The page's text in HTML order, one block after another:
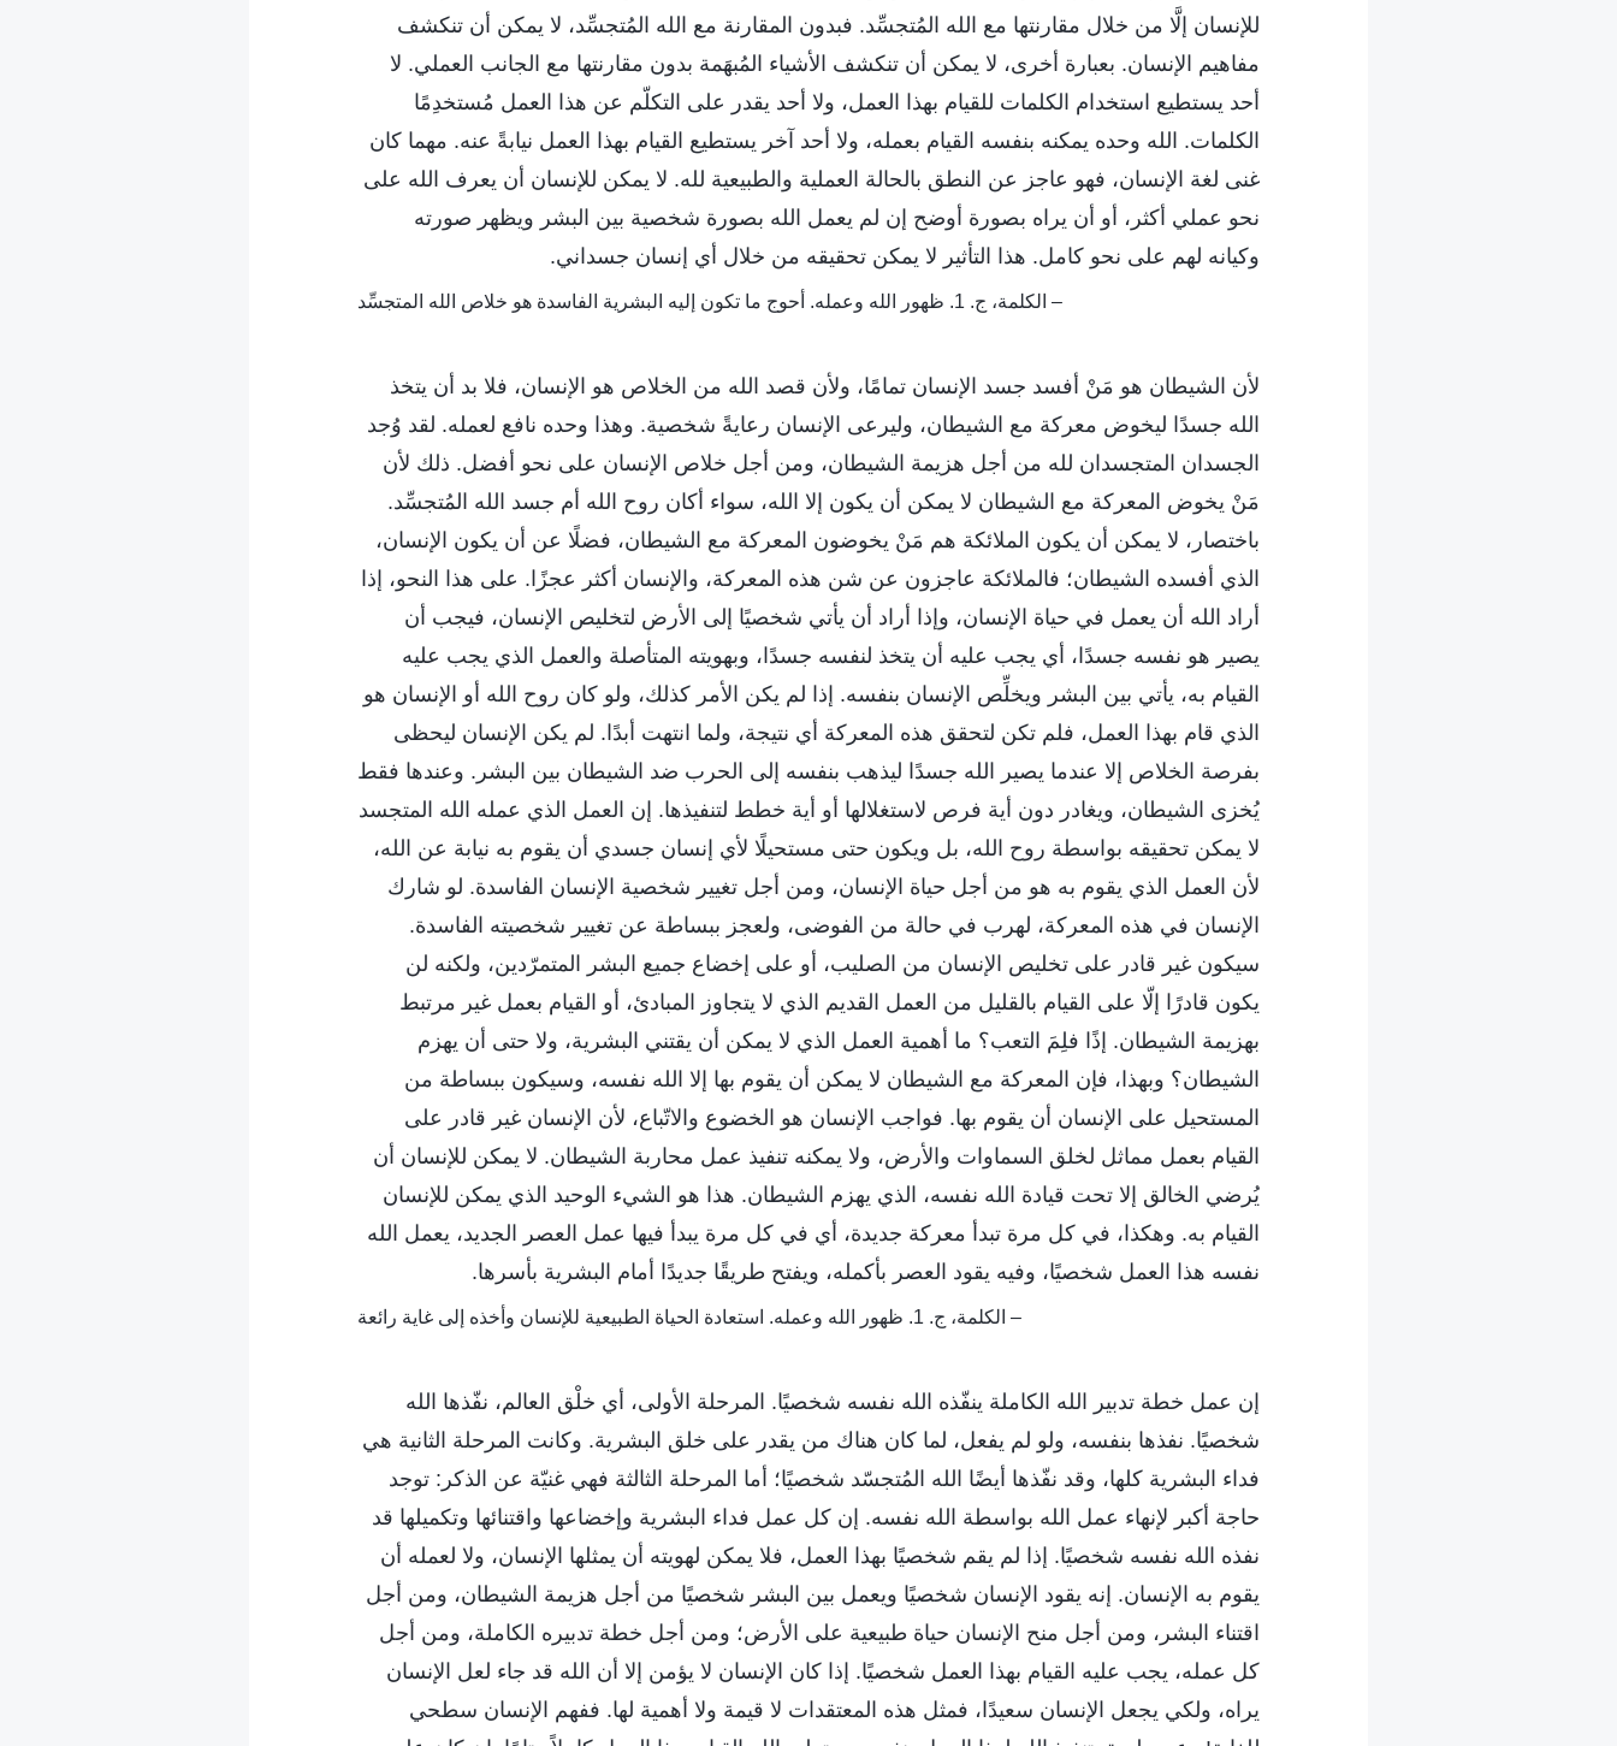
للإنسان إلَّا من خلال مقارنتها مع الله المُتجسِّد. فبدون المقارنة مع الله المُتجسِّد، لا يمكن أن تنكشف
مفاهيم الإنسان. بعبارة أخرى، لا يمكن أن تنكشف الأشياء المُبهَمة بدون مقارنتها مع الجانب العملي. لا
أحد يستطيع استخدام الكلمات للقيام بهذا العمل، ولا أحد يقدر على التكلّم عن هذا العمل مُستخدِمًا
الكلمات. الله وحده يمكنه بنفسه القيام بعمله، ولا أحد آخر يستطيع القيام بهذا العمل نيابةً عنه. مهما كان
غنى لغة الإنسان، فهو عاجز عن النطق بالحالة العملية والطبيعية لله. لا يمكن للإنسان أن يعرف الله على
نحو عملي أكثر، أو أن يراه بصورة أوضح إن لم يعمل الله بصورة شخصية بين البشر ويظهر صورته
وكيانه لهم على نحو كامل. هذا التأثير لا يمكن تحقيقه من خلال أي إنسان جسداني.
– الكلمة، ج. 1. ظهور الله وعمله. أحوج ما تكون إليه البشرية الفاسدة هو خلاص الله المتجسِّد
لأن الشيطان هو مَنْ أفسد جسد الإنسان تمامًا، ولأن قصد الله من الخلاص هو الإنسان، فلا بد أن يتخذ
الله جسدًا ليخوض معركة مع الشيطان، وليرعى الإنسان رعايةً شخصية. وهذا وحده نافع لعمله. لقد وُجد
الجسدان المتجسدان لله من أجل هزيمة الشيطان، ومن أجل خلاص الإنسان على نحو أفضل. ذلك لأن
مَنْ يخوض المعركة مع الشيطان لا يمكن أن يكون إلا الله، سواء أكان روح الله أم جسد الله المُتجسِّد.
باختصار، لا يمكن أن يكون الملائكة هم مَنْ يخوضون المعركة مع الشيطان، فضلًا عن أن يكون الإنسان،
الذي أفسده الشيطان؛ فالملائكة عاجزون عن شن هذه المعركة، والإنسان أكثر عجزًا. على هذا النحو، إذا
أراد الله أن يعمل في حياة الإنسان، وإذا أراد أن يأتي شخصيًا إلى الأرض لتخليص الإنسان، فيجب أن
يصير هو نفسه جسدًا، أي يجب عليه أن يتخذ لنفسه جسدًا، وبهويته المتأصلة والعمل الذي يجب عليه
القيام به، يأتي بين البشر ويخلِّص الإنسان بنفسه. إذا لم يكن الأمر كذلك، ولو كان روح الله أو الإنسان هو
الذي قام بهذا العمل، فلم تكن لتحقق هذه المعركة أي نتيجة، ولما انتهت أبدًا. لم يكن الإنسان ليحظى
بفرصة الخلاص إلا عندما يصير الله جسدًا ليذهب بنفسه إلى الحرب ضد الشيطان بين البشر. وعندها فقط
يُخزى الشيطان، ويغادر دون أية فرص لاستغلالها أو أية خطط لتنفيذها. إن العمل الذي عمله الله المتجسد
لا يمكن تحقيقه بواسطة روح الله، بل ويكون حتى مستحيلًا لأي إنسان جسدي أن يقوم به نيابة عن الله،
لأن العمل الذي يقوم به هو من أجل حياة الإنسان، ومن أجل تغيير شخصية الإنسان الفاسدة. لو شارك
الإنسان في هذه المعركة، لهرب في حالة من الفوضى، ولعجز ببساطة عن تغيير شخصيته الفاسدة.
سيكون غير قادر على تخليص الإنسان من الصليب، أو على إخضاع جميع البشر المتمرّدين، ولكنه لن
يكون قادرًا إلّا على القيام بالقليل من العمل القديم الذي لا يتجاوز المبادئ، أو القيام بعمل غير مرتبط
بهزيمة الشيطان. إذًا فلِمَ التعب؟ ما أهمية العمل الذي لا يمكن أن يقتني البشرية، ولا حتى أن يهزم
الشيطان؟ وبهذا، فإن المعركة مع الشيطان لا يمكن أن يقوم بها إلا الله نفسه، وسيكون ببساطة من
المستحيل على الإنسان أن يقوم بها. فواجب الإنسان هو الخضوع والاتّباع، لأن الإنسان غير قادر على
القيام بعمل مماثل لخلق السماوات والأرض، ولا يمكنه تنفيذ عمل محاربة الشيطان. لا يمكن للإنسان أن
يُرضي الخالق إلا تحت قيادة الله نفسه، الذي يهزم الشيطان. هذا هو الشيء الوحيد الذي يمكن للإنسان
القيام به. وهكذا، في كل مرة تبدأ معركة جديدة، أي في كل مرة يبدأ فيها عمل العصر الجديد، يعمل الله
نفسه هذا العمل شخصيًا، وفيه يقود العصر بأكمله، ويفتح طريقًا جديدًا أمام البشرية بأسرها.
– الكلمة، ج. 1. ظهور الله وعمله. استعادة الحياة الطبيعية للإنسان وأخذه إلى غاية رائعة
إن عمل خطة تدبير الله الكاملة ينفّذه الله نفسه شخصيًا. المرحلة الأولى، أي خلْق العالم، نفّذها الله
شخصيًا. نفذها بنفسه، ولو لم يفعل، لما كان هناك من يقدر على خلق البشرية. وكانت المرحلة الثانية هي
فداء البشرية كلها، وقد نفّذها أيضًا الله المُتجسّد شخصيًا؛ أما المرحلة الثالثة فهي غنيّة عن الذكر: توجد
حاجة أكبر لإنهاء عمل الله بواسطة الله نفسه. إن كل عمل فداء البشرية وإخضاعها واقتنائها وتكميلها قد
نفذه الله نفسه شخصيًا. إذا لم يقم شخصيًا بهذا العمل، فلا يمكن لهويته أن يمثلها الإنسان، ولا لعمله أن
يقوم به الإنسان. إنه يقود الإنسان شخصيًا ويعمل بين البشر شخصيًا من أجل هزيمة الشيطان، ومن أجل
اقتناء البشر، ومن أجل منح الإنسان حياة طبيعية على الأرض؛ ومن أجل خطة تدبيره الكاملة، ومن أجل
كل عمله، يجب عليه القيام بهذا العمل شخصيًا. إذا كان الإنسان لا يؤمن إلا أن الله قد جاء لعل الإنسان
يراه، ولكي يجعل الإنسان سعيدًا، فمثل هذه المعتقدات لا قيمة ولا أهمية لها. ففهم الإنسان سطحي